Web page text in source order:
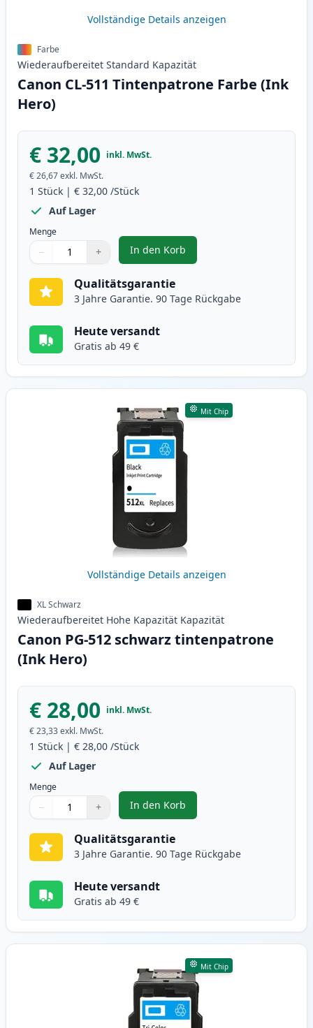
Vollständige Details anzeigen
Farbe
Wiederaufbereitet Standard Kapazität
Canon CL-511 Tintenpatrone Farbe (Ink
Hero)
€ 32,00 inkl. MwSt.
€ 26,67exkl. MwSt.
1 Stück | € 32,00 /Stück
Auf Lager
Menge
Verwenden Sie die Tasten, um anzupassen
− +
1
In den Korb
, Canon CL-511 Tintenpatrone
Qualitätsgarantie
3 Jahre Garantie. 90 Tage Rückgabe
Heute versandt
Gratis ab 49 €
Mit Chip
Vollständige Details anzeigen
XL Schwarz
Wiederaufbereitet Hohe Kapazität Kapazität
Canon PG-512 schwarz tintenpatrone
(Ink Hero)
€ 28,00 inkl. MwSt.
€ 23,33exkl. MwSt.
1 Stück | € 28,00 /Stück
Auf Lager
Menge
Verwenden Sie die Tasten, um anzupassen
− +
1
In den Korb
, Canon PG-512 schwarz
Qualitätsgarantie
3 Jahre Garantie. 90 Tage Rückgabe
Heute versandt
Gratis ab 49 €
Mit Chip